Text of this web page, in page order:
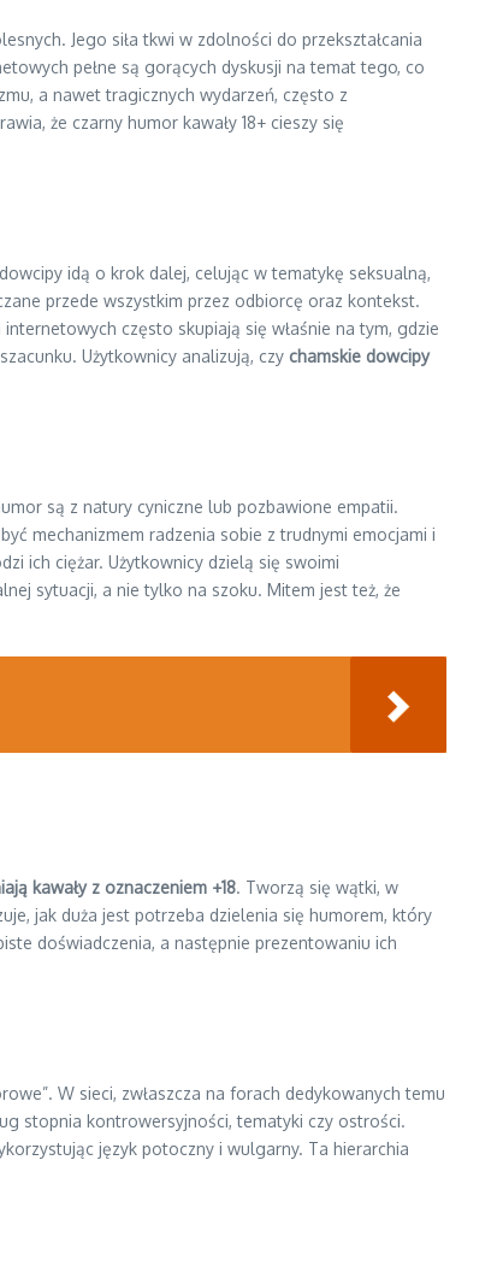
Jego siła tkwi w zdolności do przekształcania
pełne są gorących dyskusji na temat tego, co
a nawet tragicznych wydarzeń, często z
że czarny humor kawały 18+ cieszy się
idą o krok dalej, celując w tematykę seksualną,
przede wszystkim przez odbiorcę oraz kontekst.
często skupiają się właśnie na tym, gdzie
Użytkownicy analizują, czy chamskie dowcipy
są z natury cyniczne lub pozbawione empatii.
mechanizmem radzenia sobie z trudnymi emocjami i
ich ciężar. Użytkownicy dzielą się swoimi
sytuacji, a nie tylko na szoku. Mitem jest też, że
kawały z oznaczeniem +18. Tworzą się wątki, w
jak duża jest potrzeba dzielenia się humorem, który
doświadczenia, a następnie prezentowaniu ich
W sieci, zwłaszcza na forach dedykowanych temu
stopnia kontrowersyjności, tematyki czy ostrości.
język potoczny i wulgarny. Ta hierarchia